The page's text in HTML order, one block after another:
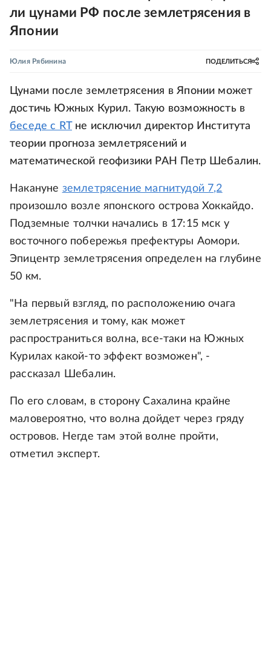
ли цунами РФ после землетрясения в
Японии
Юлия Рябинина ПОДЕЛИТЬСЯ
Цунами после землетрясения в Японии может
достичь Южных Курил. Такую возможность в
беседе с RTне исключил директор Института
теории прогноза землетрясений и
математической геофизики РАН Петр Шебалин.
Накануне землетрясение магнитудой 7,2
произошло возле японского острова Хоккайдо.
Подземные толчки начались в 17:15 мск у
восточного побережья префектуры Аомори.
Эпицентр землетрясения определен на глубине
50 км.
"На первый взгляд, по расположению очага
землетрясения и тому, как может
распространиться волна, все-таки на Южных
Курилах какой-то эффект возможен", -
рассказал Шебалин.
По его словам, в сторону Сахалина крайне
маловероятно, что волна дойдет через гряду
островов. Негде там этой волне пройти,
отметил эксперт.